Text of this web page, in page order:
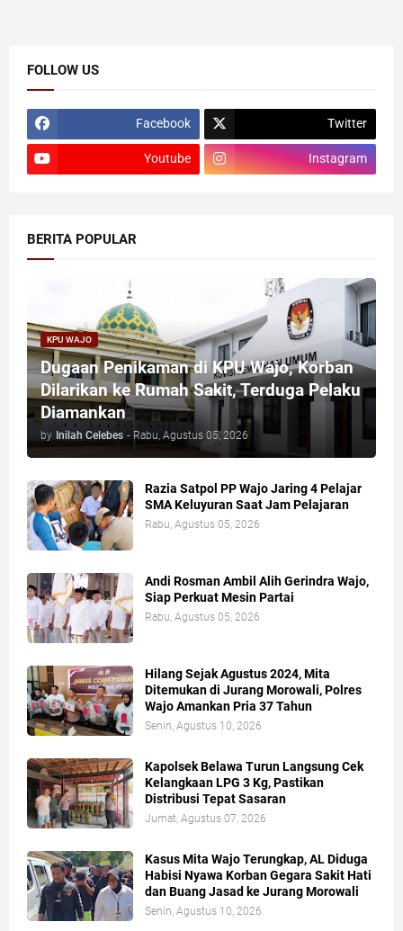
FOLLOW US
Facebook Twitter
Youtube Instagram
BERITA POPULAR
KPU WAJO
Dugaan Penikaman di KPU Wajo, Korban
Dilarikan ke Rumah Sakit, Terduga Pelaku
Diamankan
by Inilah Celebes - Rabu, Agustus 05, 2026
Razia Satpol PP Wajo Jaring 4 Pelajar
SMA Keluyuran Saat Jam Pelajaran
Rabu, Agustus 05, 2026
Andi Rosman Ambil Alih Gerindra Wajo,
Siap Perkuat Mesin Partai
Rabu, Agustus 05, 2026
Hilang Sejak Agustus 2024, Mita
Ditemukan di Jurang Morowali, Polres
Wajo Amankan Pria 37 Tahun
Senin, Agustus 10, 2026
Kapolsek Belawa Turun Langsung Cek
Kelangkaan LPG 3 Kg, Pastikan
Distribusi Tepat Sasaran
Jumat, Agustus 07, 2026
Kasus Mita Wajo Terungkap, AL Diduga
Habisi Nyawa Korban Gegara Sakit Hati
dan Buang Jasad ke Jurang Morowali
Senin, Agustus 10, 2026